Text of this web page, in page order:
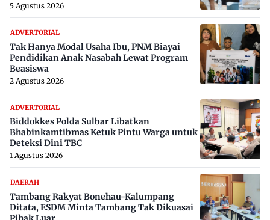
5 Agustus 2026
ADVERTORIAL
Tak Hanya Modal Usaha Ibu, PNM Biayai
Pendidikan Anak Nasabah Lewat Program
Beasiswa
2 Agustus 2026
ADVERTORIAL
Biddokkes Polda Sulbar Libatkan
Bhabinkamtibmas Ketuk Pintu Warga untuk
Deteksi Dini TBC
1 Agustus 2026
DAERAH
Tambang Rakyat Bonehau-Kalumpang
Ditata, ESDM Minta Tambang Tak Dikuasai